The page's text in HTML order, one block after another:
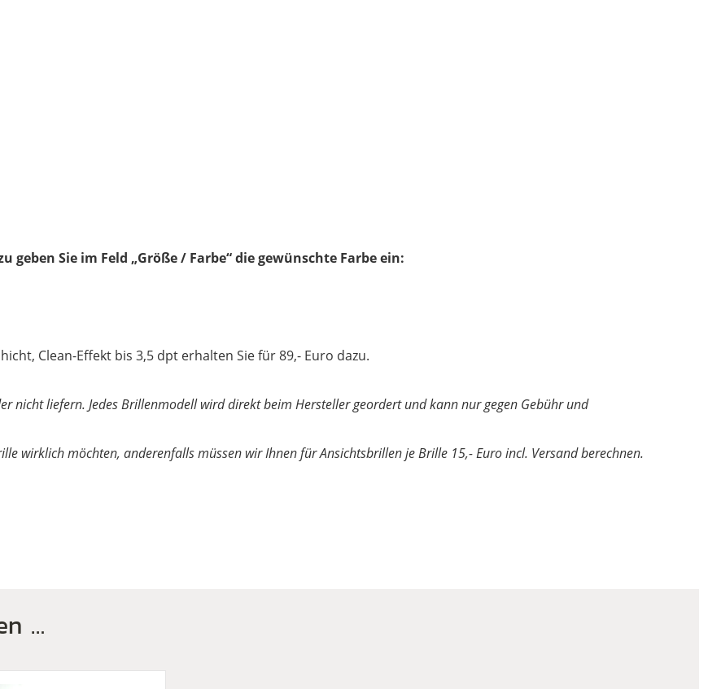
Sie im Feld „Größe / Farbe“ die gewünschte Farbe ein:
Clean-Effekt bis 3,5 dpt erhalten Sie für 89,- Euro dazu.
nicht liefern. Jedes Brillenmodell wird direkt beim Hersteller geordert und kann nur gegen Gebühr und
wirklich möchten, anderenfalls müssen wir Ihnen für Ansichtsbrillen je Brille 15,- Euro incl. Versand berechnen.
…